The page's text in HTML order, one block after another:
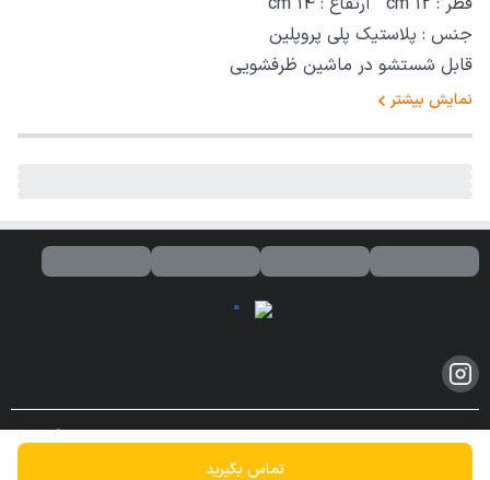
تماس بگیرید
جنس : پلاستیک پلی پروپلین
قابل شستشو در ماشین ظرفشویی
نمایش بیشتر
کلیه حقوق مادی و معنوی این سایت محفوظ و متعلق به این فروشگاه می
باشد.